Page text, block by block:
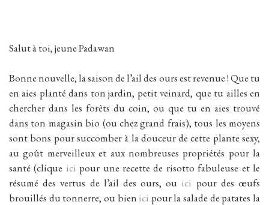
Salut à toi, jeune Padawan
Bonne nouvelle, la saison de l’ail des ours est revenue ! Que tu
en aies planté dans ton jardin, petit veinard, que tu ailles en
chercher dans les forêts du coin, ou que tu en aies trouvé
dans ton magasin bio (ou chez grand frais), tous les moyens
sont bons pour succomber à la douceur de cette plante sexy,
au goût merveilleux et aux nombreuses propriétés pour la
santé (clique ici pour une recette de risotto fabuleuse et le
résumé des vertus de l’ail des ours, ou ici pour des œufs
brouillés du tonnerre, ou bien ici pour la salade de patates la